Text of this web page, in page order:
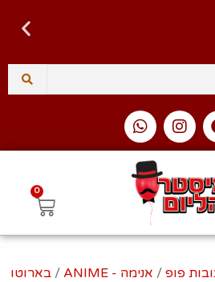
0
פופ / אנימה - ANIME / בארוטו